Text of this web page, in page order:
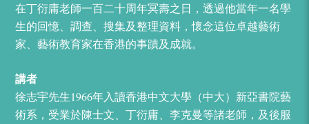
在丁衍庸老師一百二十周年冥壽之日，透過他當年一名學
生的回憶、調查、搜集及整理資料，懷念這位卓越藝術
家、藝術教育家在香港的事蹟及成就。
講者
徐志宇先生1966年入讀香港中文大學（中大）新亞書院藝
術系，受業於陳士文、丁衍庸、李克曼等諸老師，及後服